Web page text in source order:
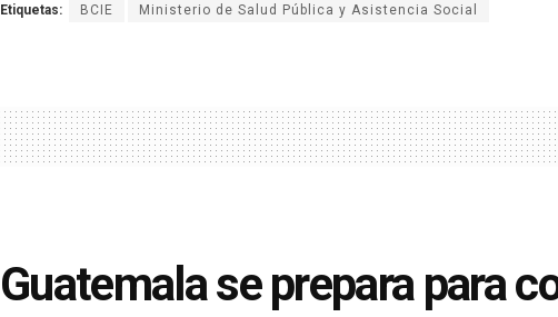
Etiquetas: BCIE Ministerio de Salud Pública y Asistencia Social
Guatemala se prepara para